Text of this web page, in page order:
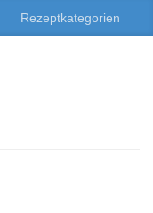
Rezeptkategorien